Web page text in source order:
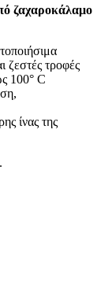
ζαχαροκάλαμο
ζεστές τροφές
100° C
ίνας της